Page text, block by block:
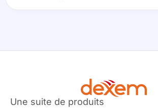
Une suite de produits